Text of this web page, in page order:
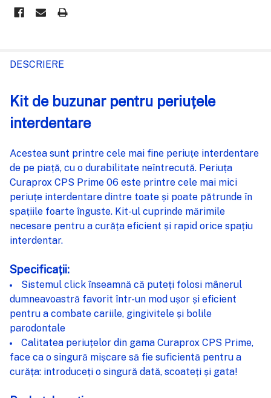
CUMPARATE
SELECTEAZĂ
TOT
ADAUGĂ
%STR%
ÎN COȘ
DESCRIERE
Kit de buzunar pentru periuțele
interdentare
Acestea sunt printre cele mai fine periuțe interdentare
de pe piață, cu o durabilitate neîntrecută. Periuța
Curaprox CPS Prime 06 este printre cele mai mici
periuțe interdentare dintre toate și poate pătrunde în
spațiile foarte înguste. Kit-ul cuprinde mărimile
necesare pentru a curăța eficient și rapid orice spațiu
interdentar.
Specificații:
Sistemul click înseamnă că puteți folosi mânerul
dumneavoastră favorit într-un mod ușor și eficient
pentru a combate cariile, gingivitele și bolile
parodontale
Calitatea periuțelor din gama Curaprox CPS Prime,
face ca o singură mișcare să fie suficientă pentru a
curăța: introduceți o singură dată, scoateți și gata!